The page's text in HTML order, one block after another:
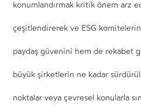
konumlandırmak kritik önem arz
çeşitlendirerek ve ESG
paydaş güvenini hem de rekabet
büyük şirketlerin ne kadar
noktalar veya çevresel konularla